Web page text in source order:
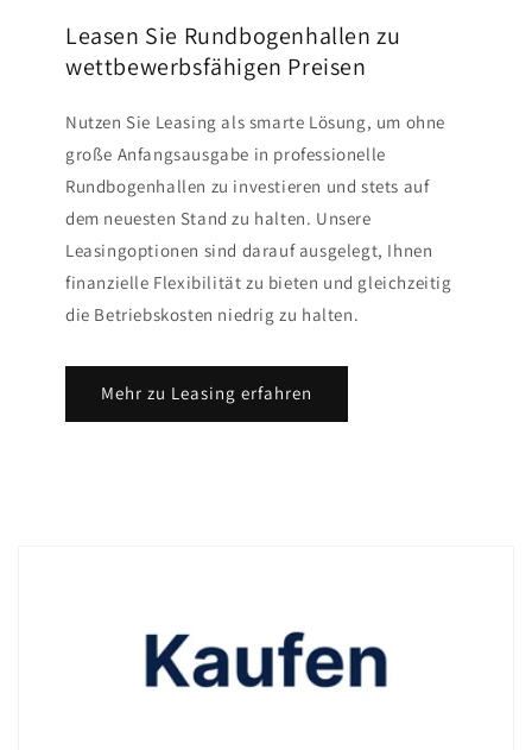
Leasen Sie Rundbogenhallen zu
wettbewerbsfähigen Preisen
Nutzen Sie Leasing als smarte Lösung, um ohne
große Anfangsausgabe in professionelle
Rundbogenhallen zu investieren und stets auf
dem neuesten Stand zu halten. Unsere
Leasingoptionen sind darauf ausgelegt, Ihnen
finanzielle Flexibilität zu bieten und gleichzeitig
die Betriebskosten niedrig zu halten.
Mehr zu Leasing erfahren